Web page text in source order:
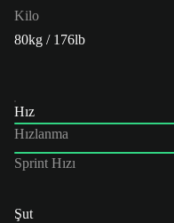
Kilo
80kg / 176lb
Hız
Hızlanma
Sprint Hızı
Şut